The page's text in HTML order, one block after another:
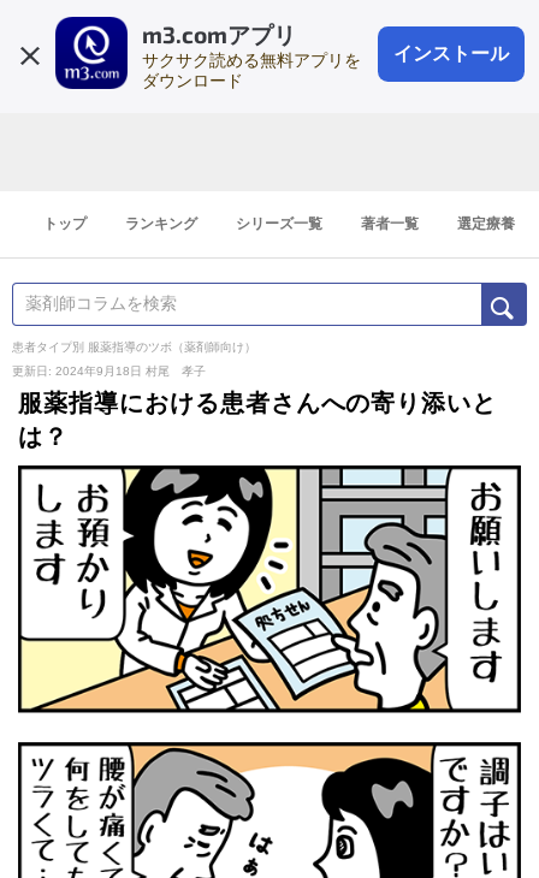
m3.comアプリ
サクサク読める無料アプリを
ダウンロード
インストール
会員登録
登録1分
トップ ランキング シリーズ一覧 著者一覧 選定療養
患者タイプ別 服薬指導のツボ（薬剤師向け）
更新日: 2024年9月18日 村尾 孝子
服薬指導における患者さんへの寄り添いと
は？